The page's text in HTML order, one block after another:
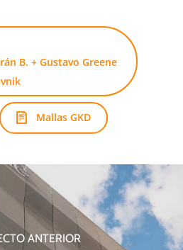
B. + Gustavo Greene
Mallas GKD
ANTERIOR